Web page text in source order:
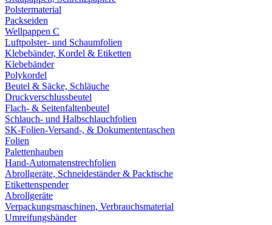
Polstermaterial
Packseiden
Wellpappen C
Luftpolster- und Schaumfolien
Klebebänder, Kordel & Etiketten
Klebebänder
Polykordel
Beutel & Säcke, Schläuche
Druckverschlussbeutel
Flach- & Seitenfaltenbeutel
Schlauch- und Halbschlauchfolien
SK-Folien-Versand-, & Dokumententaschen
Folien
Palettenhauben
Hand-Automatenstrechfolien
Abrollgeräte, Schneideständer & Packtische
Etikettenspender
Abrollgeräte
Verpackungsmaschinen, Verbrauchsmaterial
Umreifungsbänder